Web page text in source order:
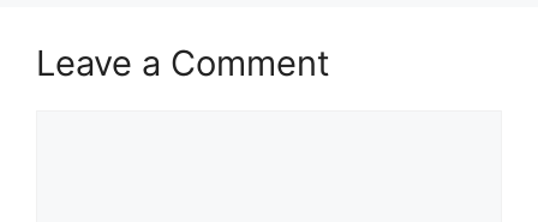
Leave a Comment